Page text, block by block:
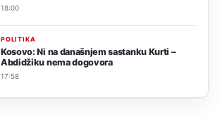
18:00
POLITIKA
Kosovo: Ni na današnjem sastanku Kurti –
Abdidžiku nema dogovora
17:58